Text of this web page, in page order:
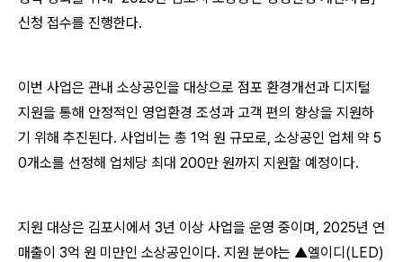
신청 접수를 진행한다.
이번 사업은 관내 소상공인을 대상으로 점포 환경개선과 디지털
지원을 통해 안정적인 영업환경 조성과 고객 편의 향상을 지원하
기 위해 추진된다. 사업비는 총 1억 원 규모로, 소상공인 업체 약 5
0개소를 선정해 업체당 최대 200만 원까지 지원할 예정이다.
지원 대상은 김포시에서 3년 이상 사업을 운영 중이며, 2025년 연
매출이 3억 원 미만인 소상공인이다. 지원 분야는 ▲엘이디(LED)